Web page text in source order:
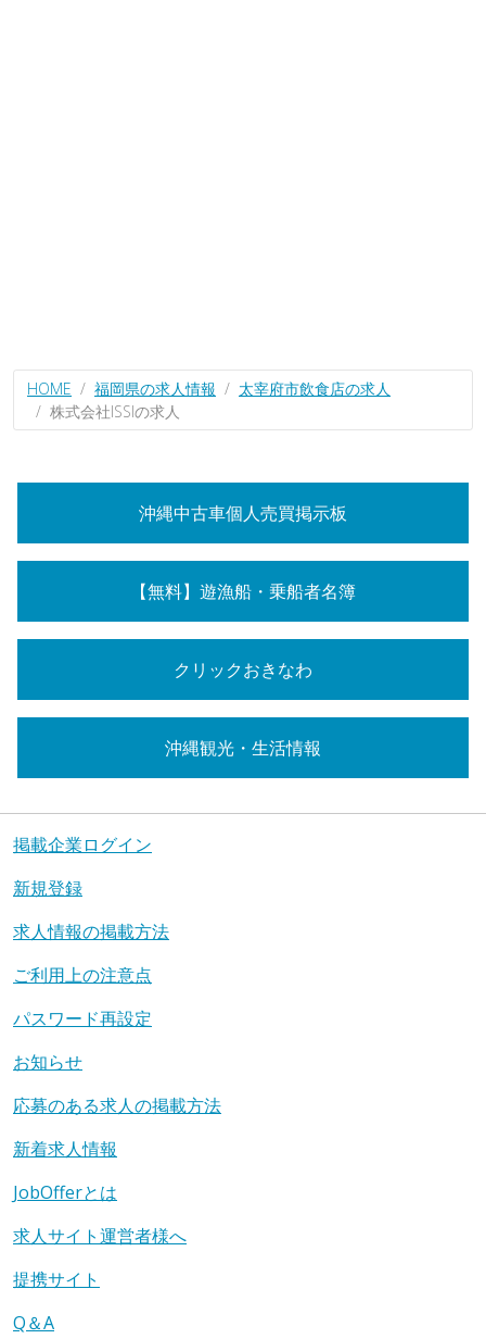
HOME 福岡県の求人情報
太宰府市飲食店の求人
株式会社ISSIの求人
沖縄中古車個人売買掲示板
【無料】遊漁船・乗船者名簿
クリックおきなわ
沖縄観光・生活情報
掲載企業ログイン
新規登録
求人情報の掲載方法
ご利用上の注意点
パスワード再設定
お知らせ
応募のある求人の掲載方法
新着求人情報
JobOfferとは
求人サイト運営者様へ
提携サイト
Q＆A